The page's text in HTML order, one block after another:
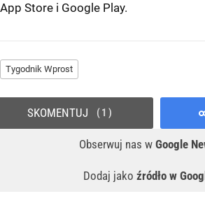
App Store i Google Play.
Tygodnik Wprost
Obserwuj nas w Google
Dodaj jako źródło w
SKOMENTUJ 1